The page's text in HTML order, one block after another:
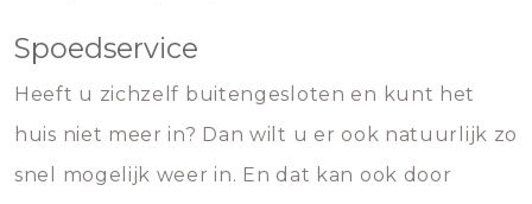
Spoedservice
Heeft u zichzelf buitengesloten en kunt het
huis niet meer in? Dan wilt u er ook natuurlijk zo
snel mogelijk weer in. En dat kan ook door